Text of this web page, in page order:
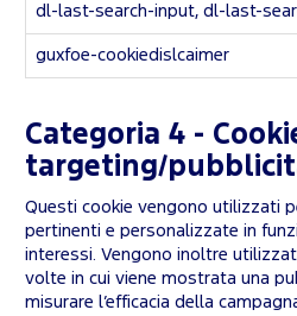
dl-last-search-input, dl-last-
guxfoe-cookiedislcaimer
Categoria 4 -
targeting/
Questi cookie vengono utilizzati
pertinenti e personalizzate in
interessi. Vengono inoltre
volte in cui viene mostrata una
misurare l’efficacia della